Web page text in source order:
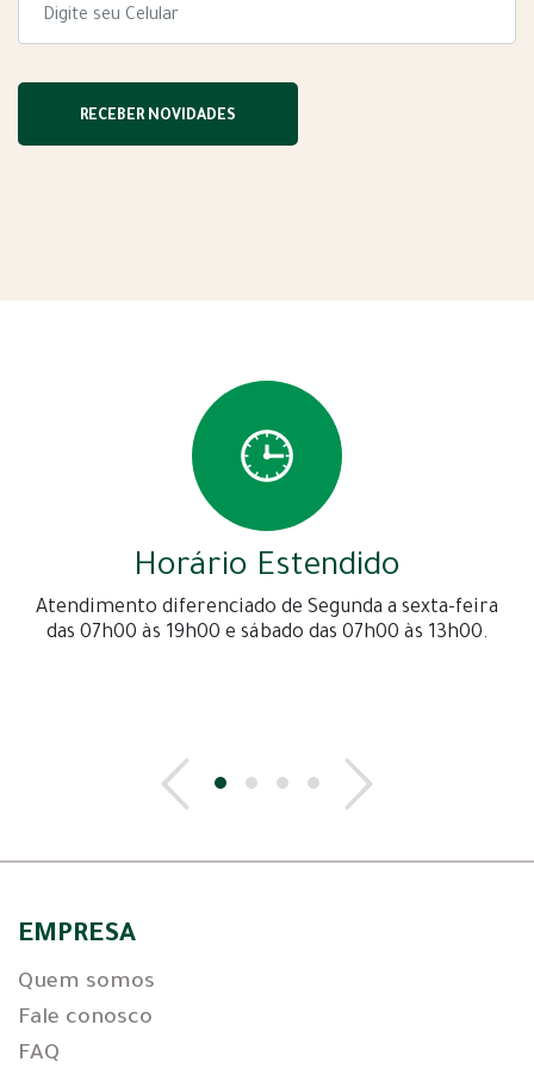
Horário Estendido
Atendimento diferenciado de Segunda a sexta-feira
das 07h00 às 19h00 e sábado das 07h00 às 13h00.
EMPRESA
Quem somos
Fale conosco
FAQ